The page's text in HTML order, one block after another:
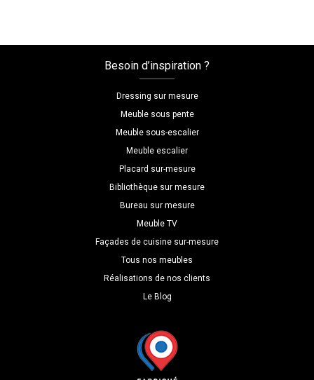
Besoin d’inspiration ?
Dressing sur mesure
Meuble sous pente
Meuble sous-escalier
Meuble escalier
Placard sur-mesure
Bibliothèque sur mesure
Bureau sur mesure
Meuble TV
Façades de cuisine sur-mesure
Tous nos meubles
Réalisations de nos clients
Le Blog